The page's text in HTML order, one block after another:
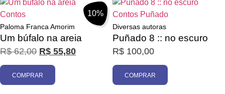
Promoção
10%
Contos
Paloma Franca Amorim
Um búfalo na areia
R$62,00 R$ 55,80
COMPRAR
Contos Puñado
Diversas autoras
Puñado 8 :: no escuro
R$ 100,00
COMPRAR